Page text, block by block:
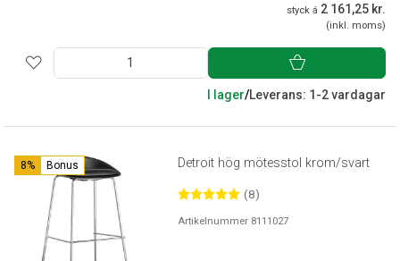
styck á 2 161,25 kr.
(inkl. moms)
I lager/Leverans: 1-2 vardagar
8% Bonus Detroit hög mötesstol krom/svart
(8)
Artikelnummer 8111027